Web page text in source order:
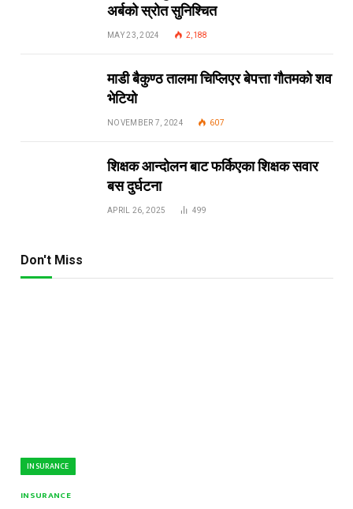
अर्बको स्रोत सुनिश्चित
MAY 23, 2024 2,188
माडी बैकुण्ठ तालमा चिप्लिएर बेपत्ता गौतमको शव
भेटियो
NOVEMBER 7, 2024 607
शिक्षक आन्दोलन बाट फर्किएका शिक्षक सवार
बस दुर्घटना
APRIL 26, 2025 499
Don't Miss
INSURANCE
INSURANCE